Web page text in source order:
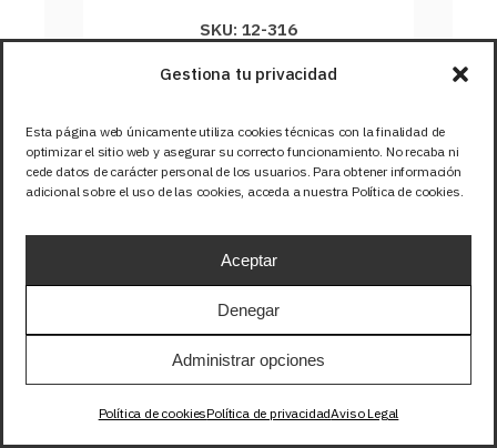
Gestiona tu privacidad
Esta página web únicamente utiliza cookies técnicas con la finalidad de
optimizar el sitio web y asegurar su correcto funcionamiento. No recaba ni
cede datos de carácter personal de los usuarios. Para obtener información
adicional sobre el uso de las cookies, acceda a nuestra Política de cookies.
Aceptar
Denegar
Administrar opciones
Política de cookiesPolítica de privacidadAviso Legal
SKU: 12-316